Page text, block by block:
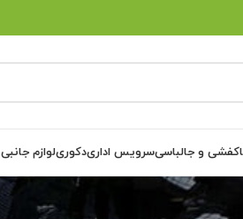
و جالباسیسرویس اداریدکوریلوازم جانبی